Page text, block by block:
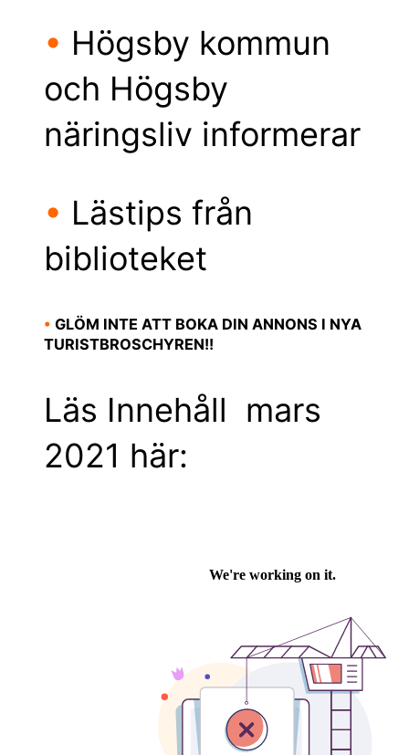
• Högsby kommun
och Högsby
näringsliv informerar
• Lästips från
biblioteket
• GLÖM INTE ATT BOKA DIN ANNONS I NYA
TURISTBROSCHYREN!!
Läs Innehåll mars
2021 här: